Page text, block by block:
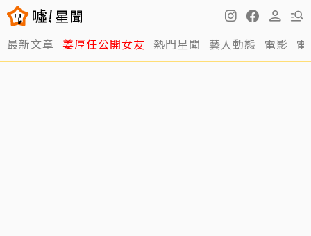
最新文章 姜厚任公開女友 熱門星聞 藝人動態 電影